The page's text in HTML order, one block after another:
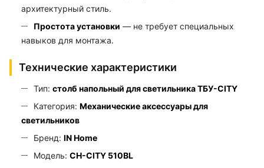
архитектурный стиль.
Простота установки — не требует специальных
навыков для монтажа.
Технические характеристики
Тип: столб напольный для светильника ТБУ-CITY
Категория: Механические аксессуары для
светильников
Бренд: IN Home
Модель: СН-CITY 510BL